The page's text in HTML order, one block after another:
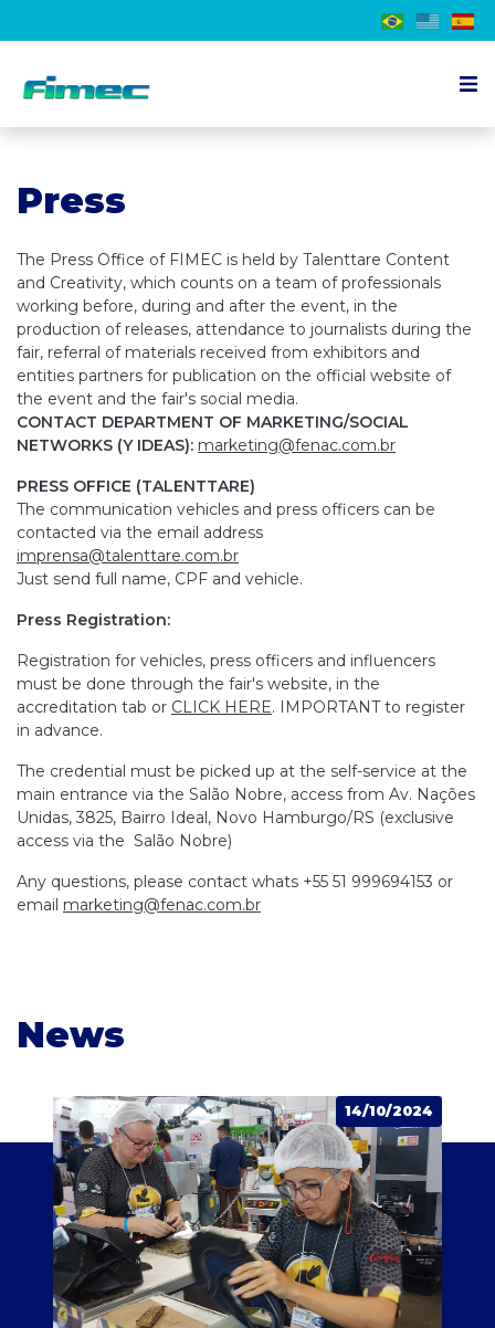
Exhibitor
Schedule
Press
Contact us
EN
Press
The Press Office of FIMEC is held by Talenttare Content
and Creativity, which counts on a team of professionals
working before, during and after the event, in the
production of releases, attendance to journalists during the
fair, referral of materials received from exhibitors and
entities partners for publication on the official website of
the event and the fair's social media.
CONTACT DEPARTMENT OF MARKETING/SOCIAL
NETWORKS (Y IDEAS): marketing@fenac.com.br
PRESS OFFICE (TALENTTARE)
The communication vehicles and press officers can be
contacted via the email address
imprensa@talenttare.com.br
Just send full name, CPF and vehicle.
Press Registration:
Registration for vehicles, press officers and influencers
must be done through the fair's website, in the
accreditation tab or CLICK HERE. IMPORTANT to register
in advance.
The credential must be picked up at the self-service at the
main entrance via the Salão Nobre, access from Av. Nações
Unidas, 3825, Bairro Ideal, Novo Hamburgo/RS (exclusive
access via the Salão Nobre)
Any questions, please contact whats +55 51 999694153 or
email marketing@fenac.com.br
News
14/10/2024